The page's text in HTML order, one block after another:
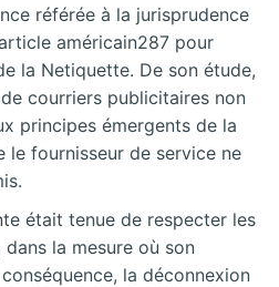
référée à la jurisprudence
américain287 pour
la Netiquette. De son étude,
courriers publicitaires non
principes émergents de la
le fournisseur de service ne
était tenue de respecter les
la mesure où son
la déconnexion